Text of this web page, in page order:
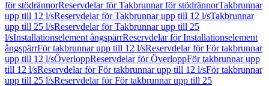
för stödrännorReservdelar för Takbrunnar för stödrännorTakbrunnar
upp till 12 l/sReservdelar för Takbrunnar upp till 12 l/sTakbrunnar
upp till 25 l/sReservdelar för Takbrunnar upp till 25
l/sInstallationselement ångspärrReservdelar för Installationselement
ångspärrFör takbrunnar upp till 12 l/sReservdelar för För takbrunnar
upp till 12 l/sÖverloppReservdelar för ÖverloppFör takbrunnar upp
till 12 l/sReservdelar för För takbrunnar upp till 12 l/sFör takbrunnar
upp till 25 l/sReservdelar för För takbrunnar upp till 25